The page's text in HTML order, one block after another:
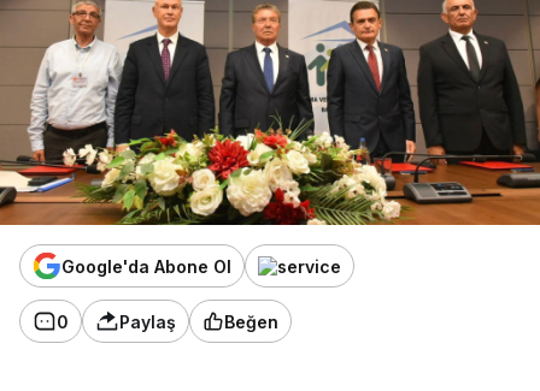
Google'da Abone Ol
0 Paylaş Beğen